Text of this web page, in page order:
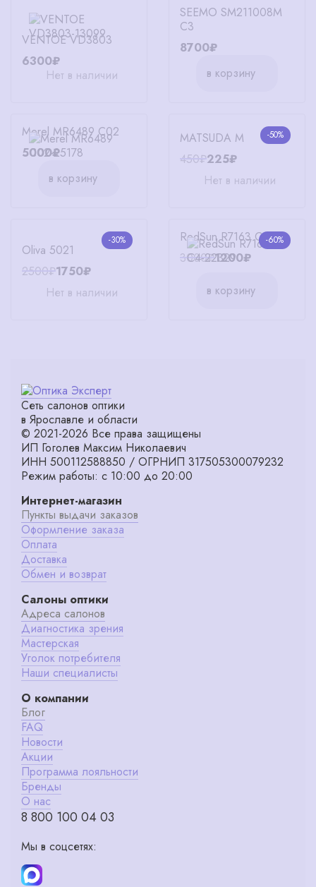
VENTOE VD3803
6300₽
Нет в наличии
SEEMO SM211008M
C3
8700₽
в корзину
Merel MR6489 C02
5000₽
в корзину
-50%
MATSUDA M
450₽225₽
Нет в наличии
-30%
Oliva 5021
2500₽1750₽
Нет в наличии
-60%
RedSun R7163 C4
3000₽1200₽
в корзину
Сеть салонов оптики
в Ярославле и области
© 2021-2026 Все права защищены
ИП Гоголев Максим Николаевич
ИНН 500112588850 / ОГРНИП 317505300079232
Режим работы: с 10:00 до 20:00
Интернет-магазин
Пункты выдачи заказов
Оформление заказа
Оплата
Доставка
Обмен и возврат
Салоны оптики
Адреса салонов
Диагностика зрения
Мастерская
Уголок потребителя
Наши специалисты
О компании
Блог
FAQ
Новости
Акции
Программа лояльности
Бренды
О нас
8 800 100 04 03
Мы в соцсетях: